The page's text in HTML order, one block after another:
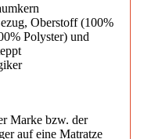
Oberstoff (100%
Polyster) und
Marke bzw. der
auf eine Matratze